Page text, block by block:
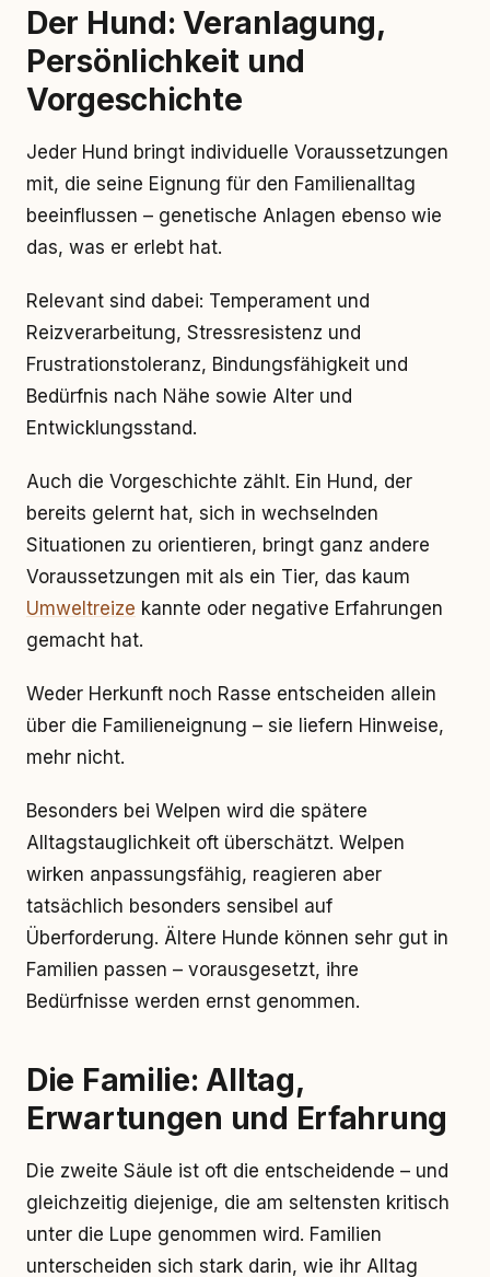
Der Hund: Veranlagung,
Persönlichkeit und
Vorgeschichte
Jeder Hund bringt individuelle Voraussetzungen
mit, die seine Eignung für den Familienalltag
beeinflussen – genetische Anlagen ebenso wie
das, was er erlebt hat.
Relevant sind dabei: Temperament und
Reizverarbeitung, Stressresistenz und
Frustrationstoleranz, Bindungsfähigkeit und
Bedürfnis nach Nähe sowie Alter und
Entwicklungsstand.
Auch die Vorgeschichte zählt. Ein Hund, der
bereits gelernt hat, sich in wechselnden
Situationen zu orientieren, bringt ganz andere
Voraussetzungen mit als ein Tier, das kaum
Umweltreize kannte oder negative Erfahrungen
gemacht hat.
Weder Herkunft noch Rasse entscheiden allein
über die Familieneignung – sie liefern Hinweise,
mehr nicht.
Besonders bei Welpen wird die spätere
Alltagstauglichkeit oft überschätzt. Welpen
wirken anpassungsfähig, reagieren aber
tatsächlich besonders sensibel auf
Überforderung. Ältere Hunde können sehr gut in
Familien passen – vorausgesetzt, ihre
Bedürfnisse werden ernst genommen.
Die Familie: Alltag,
Erwartungen und Erfahrung
Die zweite Säule ist oft die entscheidende – und
gleichzeitig diejenige, die am seltensten kritisch
unter die Lupe genommen wird. Familien
unterscheiden sich stark darin, wie ihr Alltag